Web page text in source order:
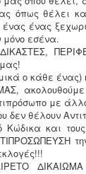
όπως θέλει
ένας
μόνο εσένα.
ο κάθε
με
δεν θέλουν
και